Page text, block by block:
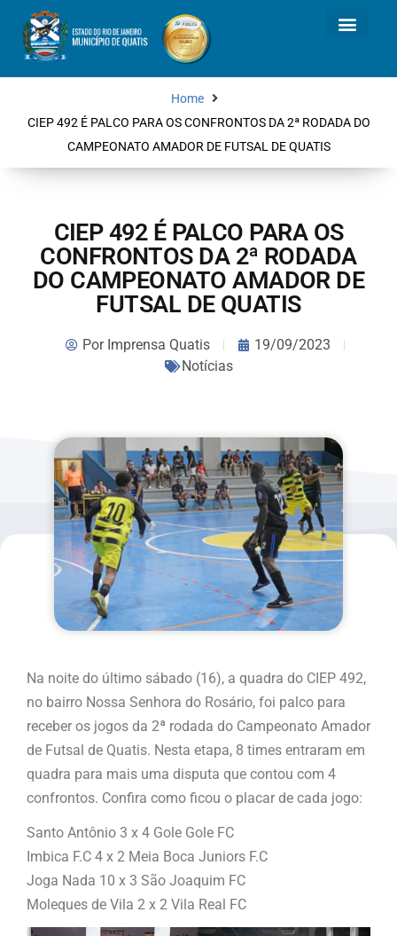
Home
CIEP 492 É PALCO PARA OS CONFRONTOS DA 2ª RODADA DO
CAMPEONATO AMADOR DE FUTSAL DE QUATIS
CIEP 492 É PALCO PARA OS
CONFRONTOS DA 2ª RODADA
DO CAMPEONATO AMADOR DE
FUTSAL DE QUATIS
PorImprensa Quatis
19/09/2023
Notícias
Na noite do último sábado (16), a quadra do CIEP 492,
no bairro Nossa Senhora do Rosário, foi palco para
receber os jogos da 2ª rodada do Campeonato Amador
de Futsal de Quatis. Nesta etapa, 8 times entraram em
quadra para mais uma disputa que contou com 4
confrontos. Confira como ficou o placar de cada jogo:
Santo Antônio 3 x 4 Gole Gole FC
Imbica F.C 4 x 2 Meia Boca Juniors F.C
Joga Nada 10 x 3 São Joaquim FC
Moleques de Vila 2 x 2 Vila Real FC